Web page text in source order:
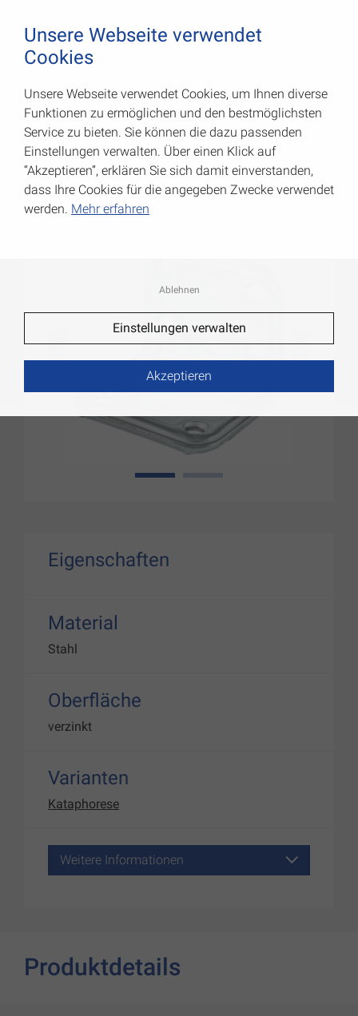
Combi-Winkelverbinder
Art.-Nr.: 070036000
1
Eigenschaften
Material
Stahl
Oberfläche
verzinkt
Varianten
Kataphorese
Weitere Informationen
Produktdetails
Unsere Webseite verwendet
Cookies
Unsere Webseite verwendet Cookies, um Ihnen diverse
Funktionen zu ermöglichen und den bestmöglichsten
Service zu bieten. Sie können die dazu passenden
Einstellungen verwalten. Über einen Klick auf
“Akzeptieren”, erklären Sie sich damit einverstanden,
dass Ihre Cookies für die angegeben Zwecke verwendet
werden. Mehr erfahren
Ablehnen
Einstellungen verwalten
Akzeptieren